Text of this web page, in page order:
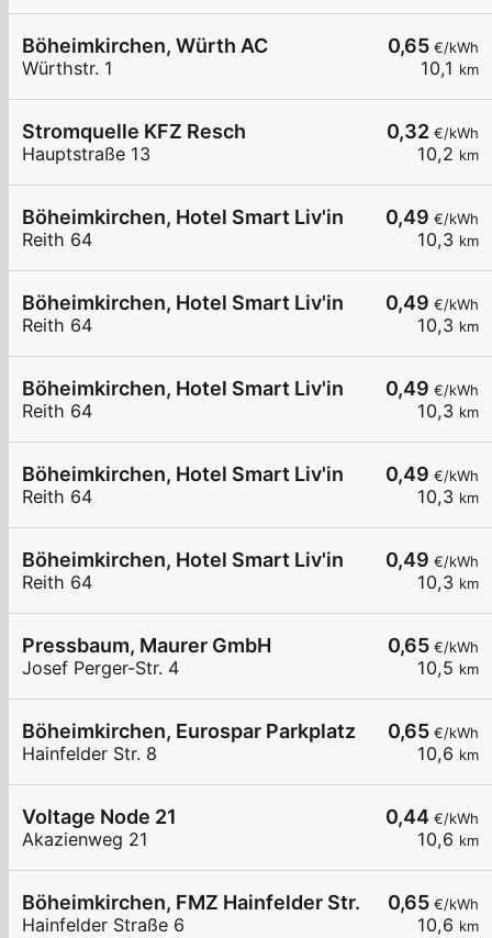
0,65 €/kWh
10,1 km
Böheimkirchen, Würth AC
Würthstr. 1
0,32 €/kWh
10,2 km
Stromquelle KFZ Resch
Hauptstraße 13
0,49 €/kWh
10,3 km
Böheimkirchen, Hotel Smart Liv'in
Reith 64
0,49 €/kWh
10,3 km
Böheimkirchen, Hotel Smart Liv'in
Reith 64
0,49 €/kWh
10,3 km
Böheimkirchen, Hotel Smart Liv'in
Reith 64
0,49 €/kWh
10,3 km
Böheimkirchen, Hotel Smart Liv'in
Reith 64
0,49 €/kWh
10,3 km
Böheimkirchen, Hotel Smart Liv'in
Reith 64
0,65 €/kWh
10,5 km
Pressbaum, Maurer GmbH
Josef Perger-Str. 4
0,65 €/kWh
10,6 km
Böheimkirchen, Eurospar Parkplatz
Hainfelder Str. 8
0,44 €/kWh
10,6 km
Voltage Node 21
Akazienweg 21
0,65 €/kWh
10,6 km
Böheimkirchen, FMZ Hainfelder Str.
Hainfelder Straße 6